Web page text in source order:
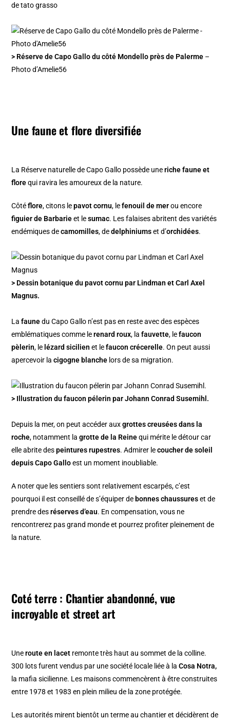
de tato grasso
> Réserve de Capo Gallo du côté Mondello près de Palerme –
Photo d’Amelie56
Une faune et flore diversifiée
La Réserve naturelle de Capo Gallo possède uneriche faune et
florequi ravira les amoureux de la nature.
Côtéflore, citons lepavot cornu, lefenouil de merou encore
figuier de Barbarieet lesumac. Les falaises abritent des variétés
endémiques decamomilles, dedelphiniumset d’orchidées.
> Dessin botanique du pavot cornu par Lindman et Carl Axel
Magnus.
La faunedu Capo Gallo n’est pas en reste avec des espèces
emblématiques comme lerenard roux, lafauvette, lefaucon
pèlerin, le lézard sicilien et lefaucon crécerelle. On peut aussi
apercevoir lacigogne blanche lors de sa migration.
> Illustration du faucon pélerin par Johann Conrad Susemihl.
Depuis la mer, on peut accéder auxgrottes creusées dans la
roche, notamment lagrotte de la Reinequi mérite le détour car
elle abrite despeintures rupestres. Admirer lecoucher de soleil
depuis Capo Galloest un moment inoubliable.
A noter que les sentiers sont relativement escarpés, c’est
pourquoi il est conseillé de s’équiper debonnes chaussureset de
prendre desréserves d’eau. En compensation, vous ne
rencontrerez pas grand monde et pourrez profiter pleinement de
la nature.
Coté terre : Chantier abandonné, vue
incroyable et street art
Uneroute en lacet remonte très haut au sommet de la colline.
300 lots furent vendus par une société locale liée à laCosa Notra,
la mafia sicilienne. Les maisons commencèrent à être construites
entre 1978 et 1983 en plein milieu de la zone protégée.
Les autorités mirent bientôt un terme au chantier et décidèrent de